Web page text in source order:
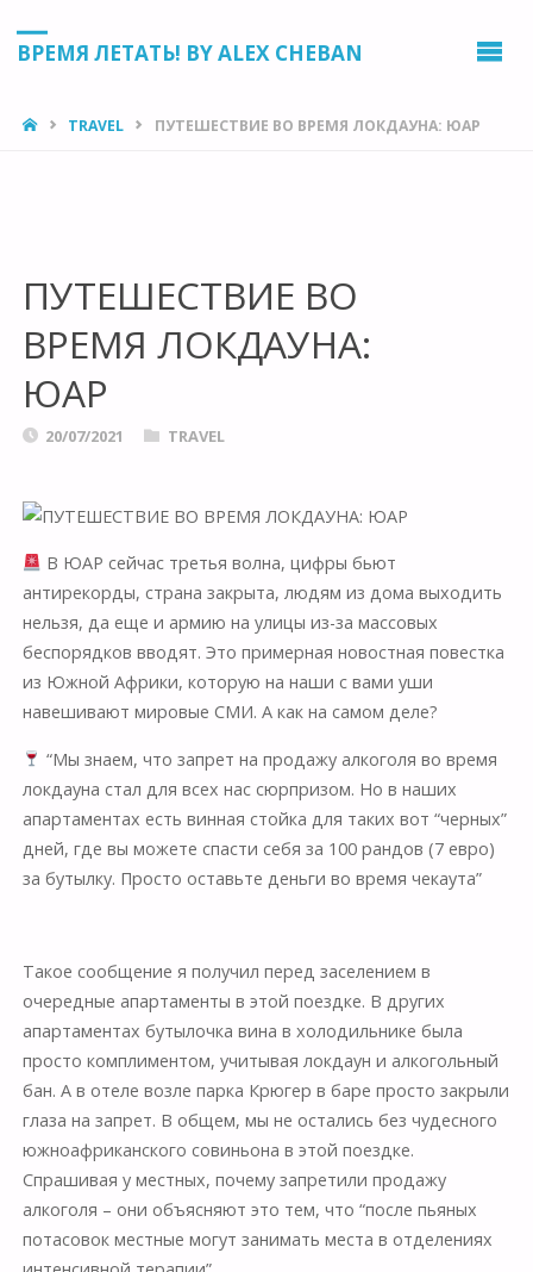
ВРЕМЯ ЛЕТАТЬ! BY ALEX CHEBAN
HOMETRAVEL ПУТЕШЕСТВИЕ ВО ВРЕМЯ ЛОКДАУНА: ЮАР
ПУТЕШЕСТВИЕ ВО
ВРЕМЯ ЛОКДАУНА:
ЮАР
20/07/2021 TRAVEL
В ЮАР сейчас третья волна, цифры бьют
антирекорды, страна закрыта, людям из дома выходить
нельзя, да еще и армию на улицы из-за массовых
беспорядков вводят. Это примерная новостная повестка
из Южной Африки, которую на наши с вами уши
навешивают мировые СМИ. А как на самом деле?
“Мы знаем, что запрет на продажу алкоголя во время
локдауна стал для всех нас сюрпризом. Но в наших
апартаментах есть винная стойка для таких вот “черных”
дней, где вы можете спасти себя за 100 рандов (7 евро)
за бутылку. Просто оставьте деньги во время чекаута”
Такое сообщение я получил перед заселением в
очередные апартаменты в этой поездке. В других
апартаментах бутылочка вина в холодильнике была
просто комплиментом, учитывая локдаун и алкогольный
бан. А в отеле возле парка Крюгер в баре просто закрыли
глаза на запрет. В общем, мы не остались без чудесного
южноафриканского совиньона в этой поездке.
Спрашивая у местных, почему запретили продажу
алкоголя – они объясняют это тем, что “после пьяных
потасовок местные могут занимать места в отделениях